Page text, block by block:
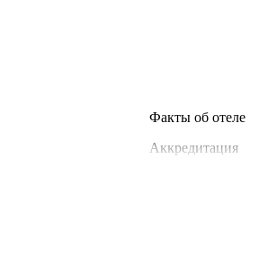
Факты об отеле
Аккредитация